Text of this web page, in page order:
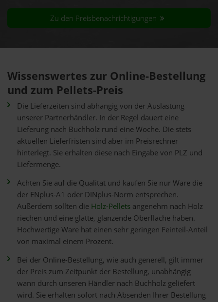
Zu den Preisbenachrichtigungen
Wissenswertes zur Online-Bestellung
und zum Pellets-Preis
Die Lieferzeiten sind abhängig von der Auslastung
unserer Partnerhändler. In der Regel dauert eine
Lieferung nach Buchholz rund eine Woche. Die stets
aktuellen Lieferfristen sind aber im Preisrechner
hinterlegt. Sie erhalten diese nach Eingabe von PLZ und
Liefermenge.
Achten Sie auf die Qualität und kaufen Sie nur Ware die
der ENplus-A1 oder DINplus-Norm entsprechen.
Außerdem sollten die Holz-Pellets angenehm nach Holz
riechen und eine glatte, glänzende Oberfläche haben.
Hochwertige Ware hat einen sehr geringen Feinteil-Anteil
von maximal einem Prozent.
Bei der Online-Bestellung, wie auch generell, gilt immer
der Preis zum Zeitpunkt der Bestellung, unabhängig
wann durch unseren Händler nach Buchholz geliefert
wird. Sie erhalten sofort nach Absenden Ihrer Bestellung